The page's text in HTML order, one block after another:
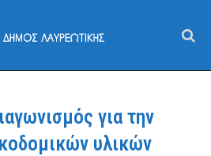
για την
υλικών